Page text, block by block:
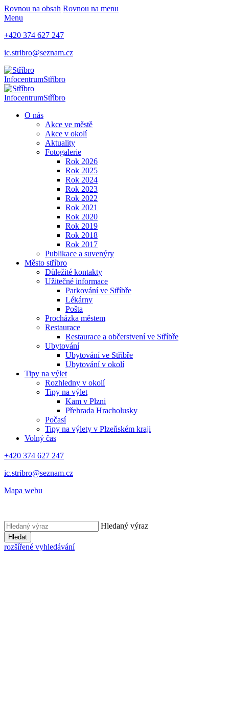
Rovnou na obsah Rovnou na menu
Menu
+420 374 627 247
ic.stribro@seznam.cz
InfocentrumStříbro
InfocentrumStříbro
O nás
Akce ve městě
Akce v okolí
Aktuality
Fotogalerie
Rok 2026
Rok 2025
Rok 2024
Rok 2023
Rok 2022
Rok 2021
Rok 2020
Rok 2019
Rok 2018
Rok 2017
Publikace a suvenýry
Město stříbro
Důležité kontakty
Užitečné informace
Parkování ve Stříbře
Lékárny
Pošta
Procházka městem
Restaurace
Restaurace a občerstvení ve Stříbře
Ubytování
Ubytování ve Stříbře
Ubytování v okolí
Tipy na výlet
Rozhledny v okolí
Tipy na výlet
Kam v Plzni
Přehrada Hracholusky
Počasí
Tipy na výlety v Plzeňském kraji
Volný čas
+420 374 627 247
ic.stribro@seznam.cz
Mapa webu
Hledaný výraz
Hledat
rozšířené vyhledávání